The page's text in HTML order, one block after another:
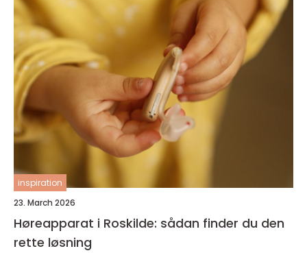
inspiration
23. March 2026
Høreapparat i Roskilde: sådan finder du den
rette løsning